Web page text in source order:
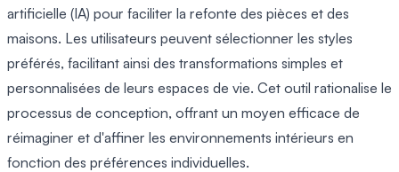
artificielle (IA) pour faciliter la refonte des pièces et des
maisons. Les utilisateurs peuvent sélectionner les styles
préférés, facilitant ainsi des transformations simples et
personnalisées de leurs espaces de vie. Cet outil rationalise le
processus de conception, offrant un moyen efficace de
réimaginer et d'affiner les environnements intérieurs en
fonction des préférences individuelles.